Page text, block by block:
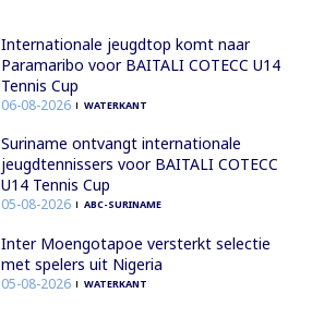
Internationale jeugdtop komt naar
Paramaribo voor BAITALI COTECC U14
Tennis Cup
06-08-2026 WATERKANT
Suriname ontvangt internationale
jeugdtennissers voor BAITALI COTECC
U14 Tennis Cup
05-08-2026 ABC-SURINAME
Inter Moengotapoe versterkt selectie
met spelers uit Nigeria
05-08-2026 WATERKANT